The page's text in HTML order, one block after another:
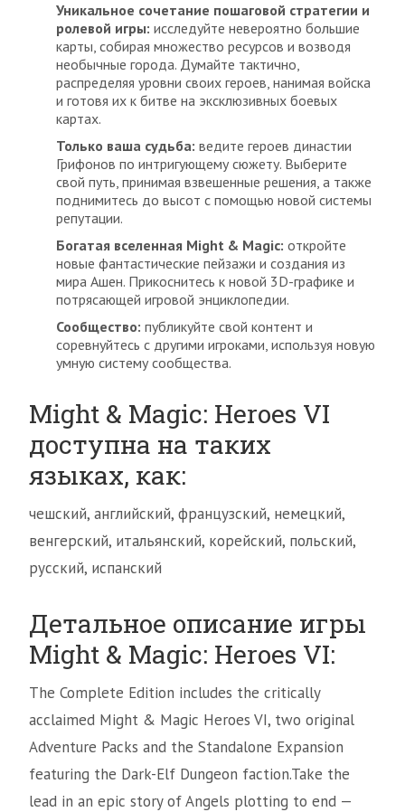
Уникальное сочетание пошаговой стратегии и
ролевой игры: исследуйте невероятно большие
карты, собирая множество ресурсов и возводя
необычные города. Думайте тактично,
распределяя уровни своих героев, нанимая войска
и готовя их к битве на эксклюзивных боевых
картах.
Только ваша судьба: ведите героев династии
Грифонов по интригующему сюжету. Выберите
свой путь, принимая взвешенные решения, а также
поднимитесь до высот с помощью новой системы
репутации.
Богатая вселенная Might & Magic: откройте
новые фантастические пейзажи и создания из
мира Ашен. Прикоснитесь к новой 3D-графике и
потрясающей игровой энциклопедии.
Сообщество: публикуйте свой контент и
соревнуйтесь с другими игроками, используя новую
умную систему сообщества.
Might & Magic: Heroes VI
доступна на таких
языках, как:
чешский, английский, французский, немецкий,
венгерский, итальянский, корейский, польский,
русский, испанский
Детальное описание игры
Might & Magic: Heroes VI:
The Complete Edition includes the critically
acclaimed Might & Magic Heroes VI, two original
Adventure Packs and the Standalone Expansion
featuring the Dark-Elf Dungeon faction.Take the
lead in an epic story of Angels plotting to end —